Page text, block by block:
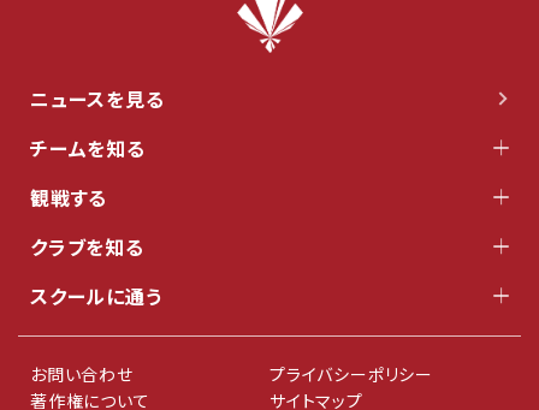
ニュースを見る
チームを知る
観戦する
クラブを知る
スクールに通う
お問い合わせ
プライバシーポリシー
著作権について
サイトマップ